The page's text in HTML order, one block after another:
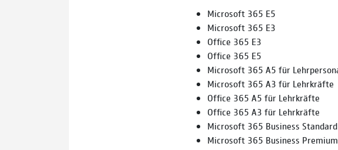
Microsoft 365 E5
Microsoft 365 E3
Office 365 E3
Office 365 E5
Microsoft 365 A5 für
Microsoft 365 A3 für Lehrkräfte
Office 365 A5 für Lehrkräfte
Office 365 A3 für Lehrkräfte
Microsoft 365 Business Standard
Microsoft 365 Business Premium